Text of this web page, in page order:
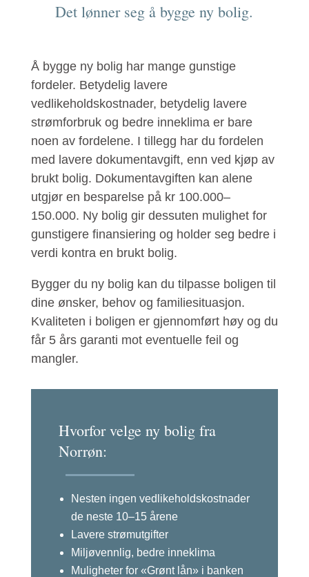
Det lønner seg å bygge ny bolig.
Å bygge ny bolig har mange gunstige
fordeler. Betydelig lavere
vedlikeholdskostnader, betydelig lavere
strømforbruk og bedre inneklima er bare
noen av fordelene. I tillegg har du fordelen
med lavere dokumentavgift, enn ved kjøp av
brukt bolig. Dokumentavgiften kan alene
utgjør en besparelse på kr 100.000–
150.000. Ny bolig gir dessuten mulighet for
gunstigere finansiering og holder seg bedre i
verdi kontra en brukt bolig.
Bygger du ny bolig kan du tilpasse boligen til
dine ønsker, behov og familiesituasjon.
Kvaliteten i boligen er gjennomført høy og du
får 5 års garanti mot eventuelle feil og
mangler.
Hvorfor velge ny bolig fra
Norrøn:
Nesten ingen vedlikeholdskostnader
de neste 10–15 årene
Lavere strømutgifter
Miljøvennlig, bedre inneklima
Muligheter for «Grønt lån» i banken